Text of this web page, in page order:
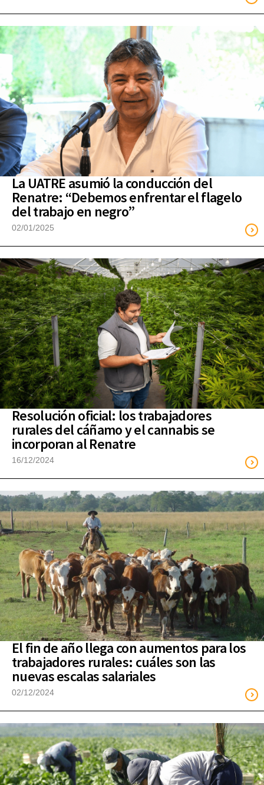
La UATRE asumió la conducción del
Renatre: “Debemos enfrentar el flagelo
del trabajo en negro”
02/01/2025
Resolución oficial: los trabajadores
rurales del cáñamo y el cannabis se
incorporan al Renatre
16/12/2024
El fin de año llega con aumentos para los
trabajadores rurales: cuáles son las
nuevas escalas salariales
02/12/2024